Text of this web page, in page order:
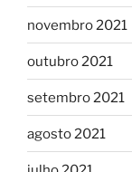
novembro 2021
outubro 2021
setembro 2021
agosto 2021